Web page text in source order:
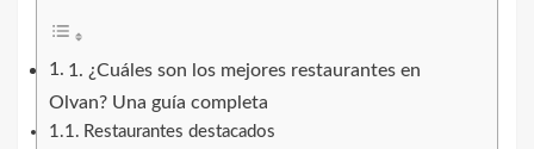
1. ¿Cuáles son los mejores restaurantes en
Olvan? Una guía completa
Restaurantes destacados